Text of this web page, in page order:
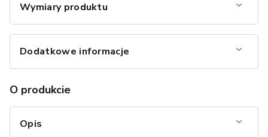
Wymiary produktu
Dodatkowe informacje
O produkcie
Opis